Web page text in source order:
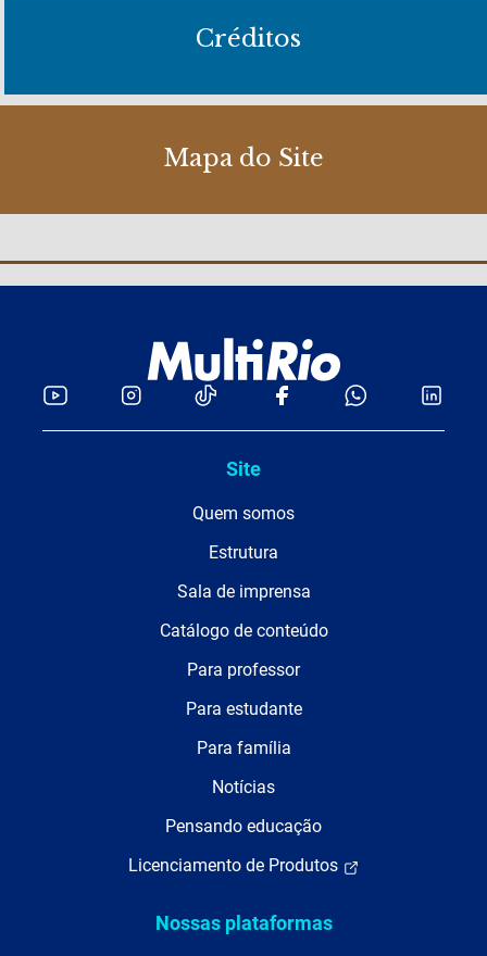
Créditos
Mapa do Site
Site
Quem somos
Estrutura
Sala de imprensa
Catálogo de conteúdo
Para professor
Para estudante
Para família
Notícias
Pensando educação
Licenciamento de Produtos
Nossas plataformas